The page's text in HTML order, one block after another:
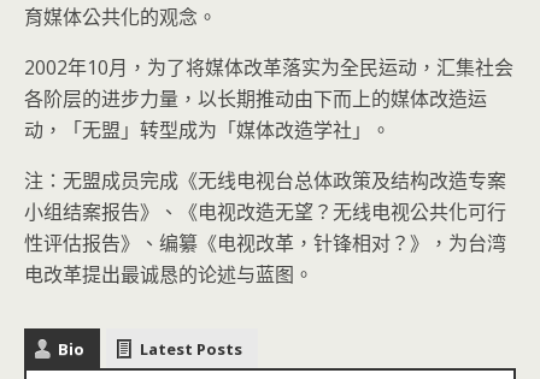
育媒体公共化的观念。
2002年10月，为了将媒体改革落实为全民运动，汇集社会
各阶层的进步力量，以长期推动由下而上的媒体改造运
动，「无盟」转型成为「媒体改造学社」。
注：无盟成员完成《无线电视台总体政策及结构改造专案
小组结案报告》、《电视改造无望？无线电视公共化可行
性评估报告》、编纂《电视改革，针锋相对？》，为台湾
电改革提出最诚恳的论述与蓝图。
Bio Latest Posts